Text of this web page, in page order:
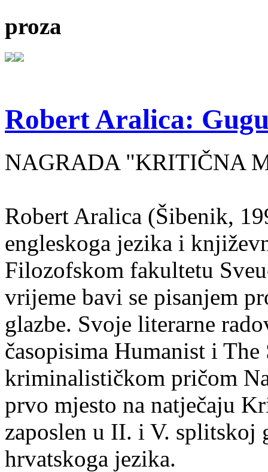
proza
Robert Aralica:
NAGRADA "KRITIČNA
Robert Aralica (Šibenik,
engleskoga jezika i
Filozofskom fakultetu
vrijeme bavi se pisanjem
glazbe. Svoje literarne
časopisima Humanist i
kriminalističkom pričom
prvo mjesto na natječaju
zaposlen u II. i V. splitskoj
hrvatskoga jezika.